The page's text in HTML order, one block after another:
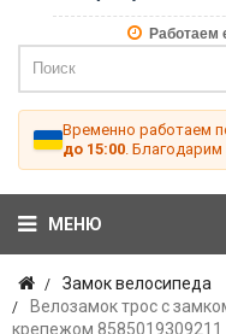
Работаем
Временно работаем
до 15:00 .
МЕНЮ
Замок велосипеда
Велозамок трос с
крепежом 8585019309211